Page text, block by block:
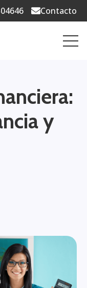
Contacto
y